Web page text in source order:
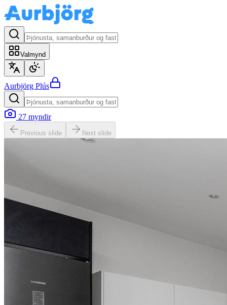
Valmynd
Aurbjörg Plús
27 myndir
Previous slide Next slide